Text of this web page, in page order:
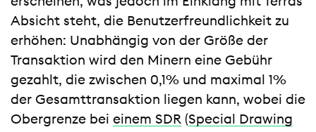
Absicht steht, die Benutzerfreundlichkeit zu
erhöhen: Unabhängig von der Größe der
Transaktion wird den Minern eine Gebühr
gezahlt, die zwischen 0,1% und maximal 1%
der Gesamttransaktion liegen kann, wobei die
Obergrenze bei einem SDR (Special Drawing